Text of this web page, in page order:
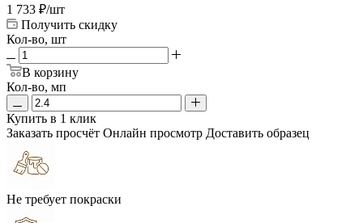
1 733 ₽/шт
Получить скидку
Кол-во, шт
В корзину
Кол-во, мп
Купить в 1 клик
Заказать просчёт Онлайн просмотр Доставить образец
Не требует покраски